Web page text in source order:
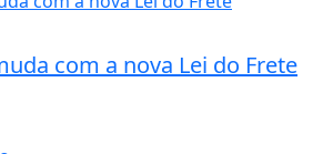
com a nova Lei do Frete